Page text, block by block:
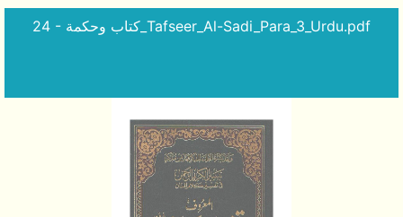
24 - كتاب وحكمة_Tafseer_Al-Sadi_Para_3_Urdu.pdf